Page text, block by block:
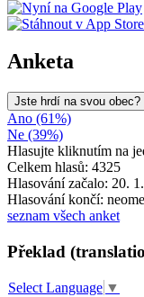
Anketa
Jste hrdí na svou obec?
Ano (61%)
Ne (39%)
Hlasujte kliknutím na
Celkem hlasů: 4325
Hlasování začalo: 20.
Hlasování končí:
seznam všech anket
Překlad
Select Language ▼